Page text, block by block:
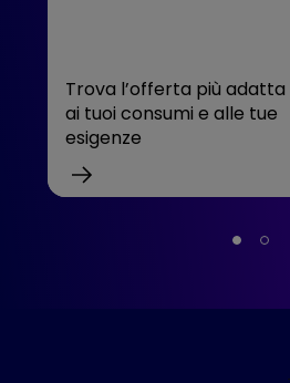
Trova l’offerta più adatta
ai tuoi consumi e alle tue
esigenze